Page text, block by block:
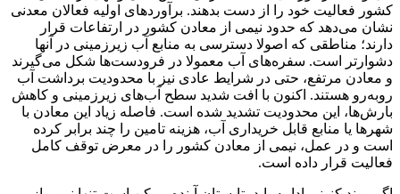
کشور فعالیت خود را از دست بدهند. برآوردهای اولیه فعالان معدنی
نشان می‌دهد که حدود نیمی از معادن کشور در ارتفاعات قرار
دارند؛ مناطقی که اصولا دسترسی به منابع آب زیرزمینی در آنها
دشوارتر است. سفره‌های آب معمولا در فرودست‌ها شکل می‌گیرند
و معادن مرتفع، حتی در شرایط عادی نیز با محدودیت برداشت آب
روبه‌رو هستند. اکنون با افت شدید سطح آب‌های زیرزمینی و کاهش
بارش‌ها، این محدودیت تشدید شده است. فاصله زیاد این معادن با
شهرها یا منابع قابل خریداری آب، هزینه تامین را چند برابر کرده
است و در عمل، نیمی از معادن کشور را در معرض توقف کامل
فعالیت قرار داده است.